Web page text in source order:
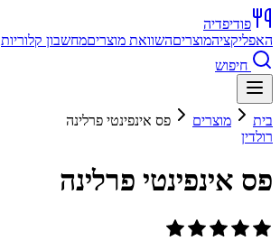
פודיפדיה
האפליקציהמוצריםהשוואת מוצריםמחשבון קלוריות
חיפוש
בית מוצרים
פס אינפינטי פרלינה
רולדין
פס אינפינטי פרלינה